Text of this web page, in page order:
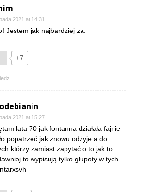
2021 at 14:31
Jestem jak najbardziej za.
+7
2021 at 15:27
lata 70 jak fontanna działała fajnie
popatrzeć jak znowu odżyje a do
którzy zamiast zapytać o to jak to
to wypisują tylko głupoty w tych